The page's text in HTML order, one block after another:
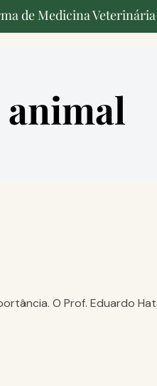
de Medicina
animal
O Prof. Eduardo